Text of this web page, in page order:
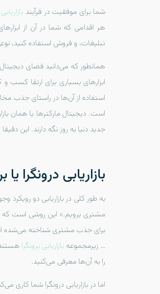
شما برای موفقیت در فرآیند
هر اقدامی که شما در آن از
تبلیغات، و فروش استفاده کنید،
همانطور که می‌دانید فضای
ابزارهای بسیاری برای ارتقا کسب
استفاده از آن‌ها در راستای جذب
است. دیجیتال مارکترها یا همان
جدید دنیا به روز نگه دارند. این
بازاریابی درونگرا یا
به طور کلی در بازاریابی دو رویکرد
مشتری برویم.» این روشی است که
برای جذب مشتری شناخته می‌شده
… زیرمجموعه بازاریابی برونگرا
را به آن‌ها معرفی می‌کنید.
اما در بازاریابی درونگرا شما